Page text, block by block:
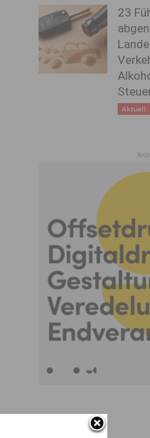
23
Aktuell